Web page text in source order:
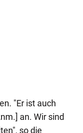
"Er ist auch
an. Wir sind
so die